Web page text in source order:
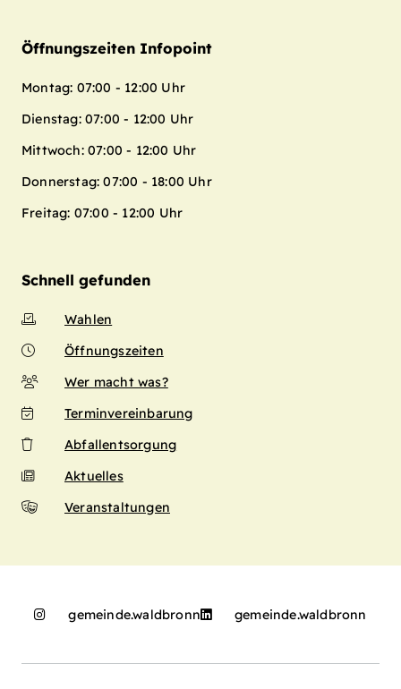
Öffnungszeiten Infopoint
Montag: 07:00 - 12:00 Uhr
Dienstag: 07:00 - 12:00 Uhr
Mittwoch: 07:00 - 12:00 Uhr
Donnerstag: 07:00 - 18:00 Uhr
Freitag: 07:00 - 12:00 Uhr
Schnell gefunden
Wahlen
Öffnungszeiten
Wer macht was?
Terminvereinbarung
Abfallentsorgung
Aktuelles
Veranstaltungen
gemeinde.waldbronn gemeinde.waldbronn